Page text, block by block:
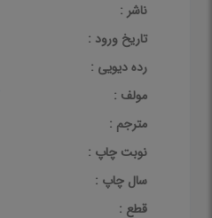
ناشر :
تاریخ ورود :
رده دیویی :
مولف :
مترجم :
نوبت چاپ :
سال چاپ :
قطع :